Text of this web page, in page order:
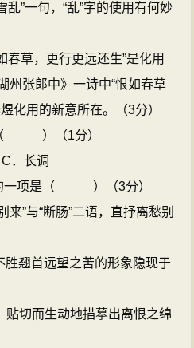
”一句，“乱”字的使用有何妙
春草，更行更远还生”是化用
州张郎中》一诗中“恨如春草
化用的新意所在。（3分）
（ ）（1分）
长调
的一项是（ ）（3分）
”与“断肠”二语，直抒离愁别
翘首远望之苦的形象隐现于
切而生动地描摹出离恨之绵